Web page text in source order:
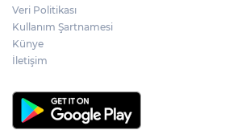
Veri Politikası
Kullanım Şartnamesi
Künye
İletişim